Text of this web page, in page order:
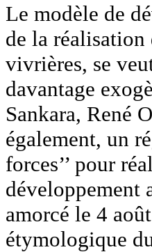
Le modèle de
de la
vivrières, se
davantage
Sankara, René
également, un
forces’’ pour
développement
amorcé le 4
étymologique